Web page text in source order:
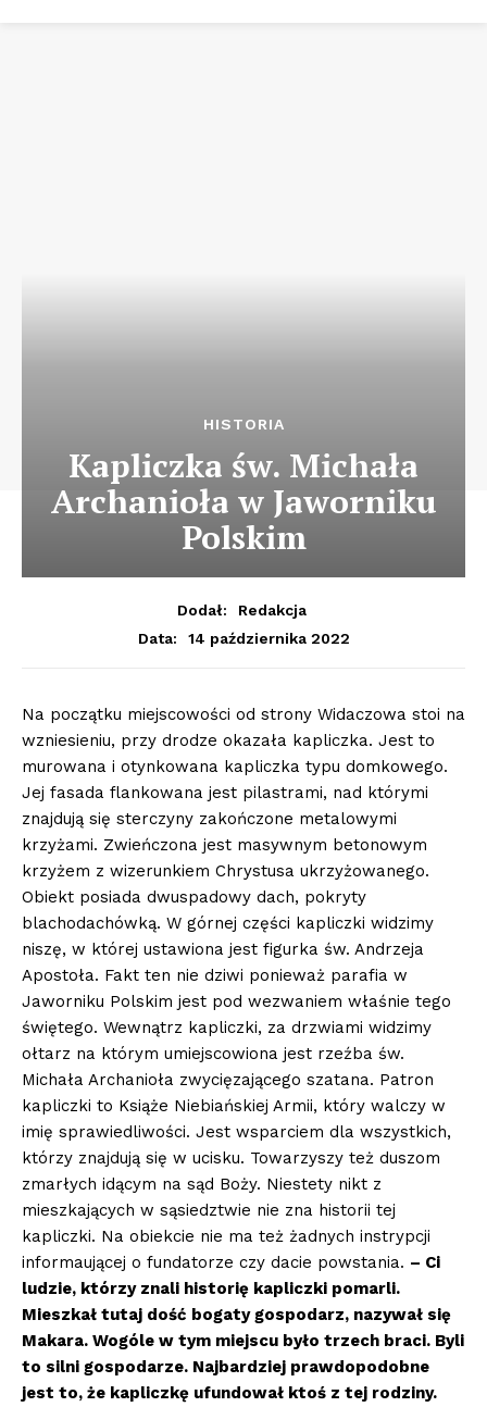
HISTORIA
Kapliczka św. Michała
Archanioła w Jaworniku
Polskim
Dodał:
Redakcja
Data:
14 października 2022
Na początku miejscowości od strony Widaczowa stoi na
wzniesieniu, przy drodze okazała kapliczka. Jest to
murowana i otynkowana kapliczka typu domkowego.
Jej fasada flankowana jest pilastrami, nad którymi
znajdują się sterczyny zakończone metalowymi
krzyżami. Zwieńczona jest masywnym betonowym
krzyżem z wizerunkiem Chrystusa ukrzyżowanego.
Obiekt posiada dwuspadowy dach, pokryty
blachodachówką. W górnej części kapliczki widzimy
niszę, w której ustawiona jest figurka św. Andrzeja
Apostoła. Fakt ten nie dziwi ponieważ parafia w
Jaworniku Polskim jest pod wezwaniem właśnie tego
świętego. Wewnątrz kapliczki, za drzwiami widzimy
ołtarz na którym umiejscowiona jest rzeźba św.
Michała Archanioła zwycięzającego szatana. Patron
kapliczki to Książe Niebiańskiej Armii, który walczy w
imię sprawiedliwości. Jest wsparciem dla wszystkich,
którzy znajdują się w ucisku. Towarzyszy też duszom
zmarłych idącym na sąd Boży. Niestety nikt z
mieszkających w sąsiedztwie nie zna historii tej
kapliczki. Na obiekcie nie ma też żadnych instrypcji
informaującej o fundatorze czy dacie powstania. – Ci
ludzie, którzy znali historię kapliczki pomarli.
Mieszkał tutaj dość bogaty gospodarz, nazywał się
Makara. Wogóle w tym miejscu było trzech braci. Byli
to silni gospodarze. Najbardziej prawdopodobne
jest to, że kapliczkę ufundował ktoś z tej rodziny.